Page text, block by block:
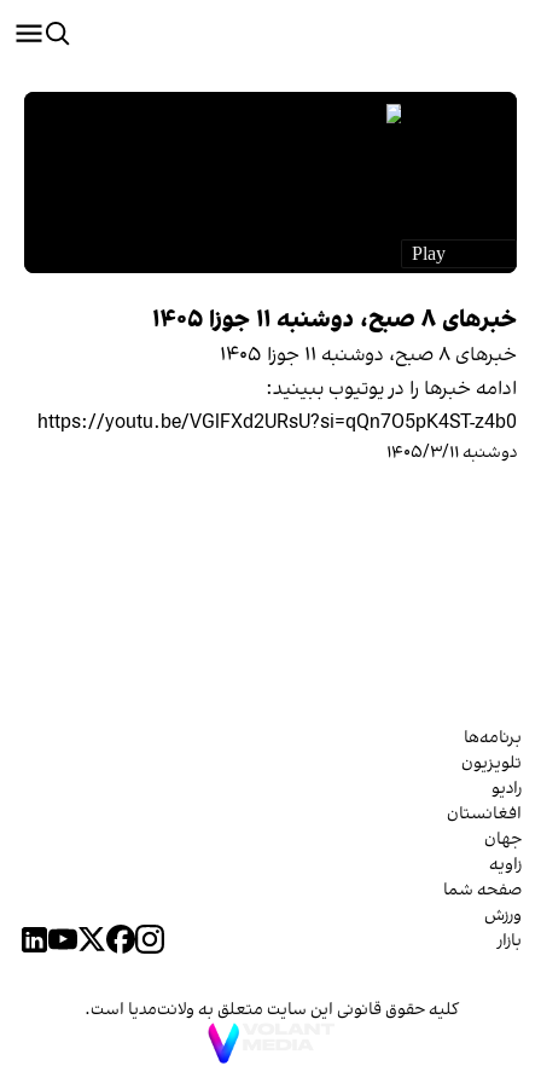
خبرهای ۸ صبح، دوشنبه ۱۱ جوزا ۱۴۰۵
خبرهای ۸ صبح، دوشنبه ۱۱ جوزا ۱۴۰۵
ادامه خبرها را در یوتیوب ببینید:
https://youtu.be/VGlFXd2URsU?si=qQn7O5pK4ST-z4b0
دوشنبه ۱۴۰۵/۳/۱۱
برنامه‌ها
تلویزیون
رادیو
افغانستان
جهان
زاویه
صفحه شما
ورزش
بازار
کلیه حقوق قانونی این سایت متعلق به ولانت‌مدیا است.